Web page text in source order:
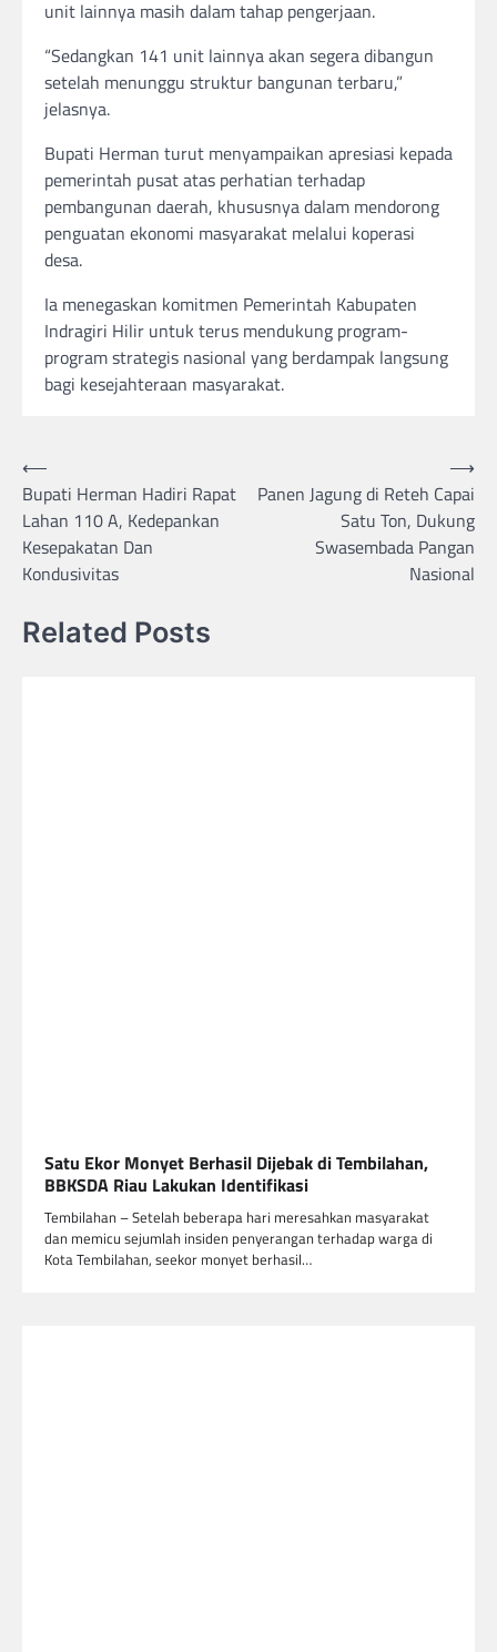
unit lainnya masih dalam tahap pengerjaan.
“Sedangkan 141 unit lainnya akan segera dibangun
setelah menunggu struktur bangunan terbaru,”
jelasnya.
Bupati Herman turut menyampaikan apresiasi kepada
pemerintah pusat atas perhatian terhadap
pembangunan daerah, khususnya dalam mendorong
penguatan ekonomi masyarakat melalui koperasi
desa.
Ia menegaskan komitmen Pemerintah Kabupaten
Indragiri Hilir untuk terus mendukung program-
program strategis nasional yang berdampak langsung
bagi kesejahteraan masyarakat.
Post
navigation
⟵
Bupati Herman Hadiri Rapat
Lahan 110 A, Kedepankan
Kesepakatan Dan
Kondusivitas
Panen Jagung di Reteh Capai
Satu Ton, Dukung
Swasembada Pangan
Nasional
⟶
Related Posts
Satu Ekor Monyet Berhasil Dijebak di Tembilahan,
BBKSDA Riau Lakukan Identifikasi
Tembilahan – Setelah beberapa hari meresahkan masyarakat
dan memicu sejumlah insiden penyerangan terhadap warga di
Kota Tembilahan, seekor monyet berhasil…